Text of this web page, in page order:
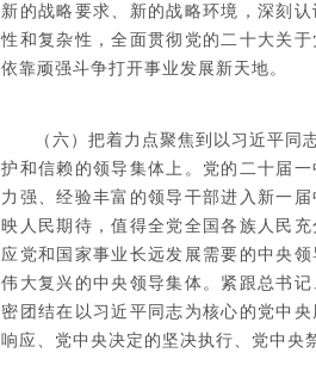
新的战略要求、新的战略环境，深刻
性和复杂性，全面贯彻党的二十大关
依靠顽强斗争打开事业发展新天地。
（六）把着力点聚焦到以习近平
护和信赖的领导集体上。党的二十届
力强、经验丰富的领导干部进入新一
映人民期待，值得全党全国各族人民
应党和国家事业长远发展需要的中央
伟大复兴的中央领导集体。紧跟总书
密团结在以习近平同志为核心的党中
响应、党中央决定的坚决执行、党中央